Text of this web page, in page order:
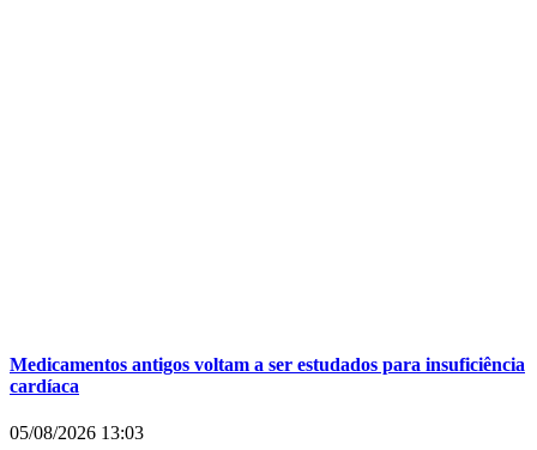
Medicamentos antigos voltam a ser estudados para insuficiência
cardíaca
05/08/2026 13:03